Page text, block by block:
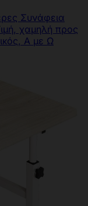
Συνάφεια
χαμηλή προς
Α με Ω